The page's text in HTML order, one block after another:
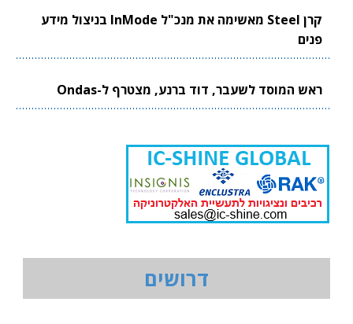
קרן Steel מאשימה את מנכ"ל InMode בניצול מידע
פנים
ראש המוסד לשעבר, דוד ברנע, מצטרף ל-Ondas
דרושים